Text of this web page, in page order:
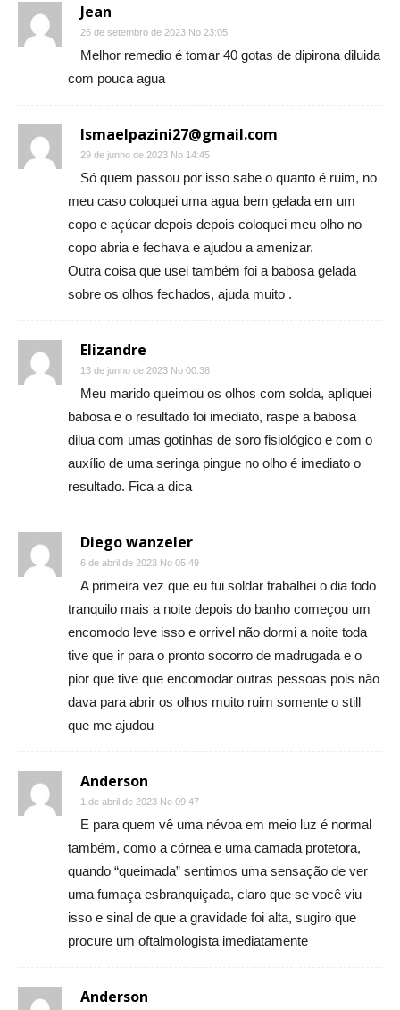
Jean
26 de setembro de 2023 No 23:05
Melhor remedio é tomar 40 gotas de dipirona diluida
com pouca agua
Ismaelpazini27@gmail.com
29 de junho de 2023 No 14:45
Só quem passou por isso sabe o quanto é ruim, no
meu caso coloquei uma agua bem gelada em um
copo e açúcar depois depois coloquei meu olho no
copo abria e fechava e ajudou a amenizar.
Outra coisa que usei também foi a babosa gelada
sobre os olhos fechados, ajuda muito .
Elizandre
13 de junho de 2023 No 00:38
Meu marido queimou os olhos com solda, apliquei
babosa e o resultado foi imediato, raspe a babosa
dilua com umas gotinhas de soro fisiológico e com o
auxílio de uma seringa pingue no olho é imediato o
resultado. Fica a dica
Diego wanzeler
6 de abril de 2023 No 05:49
A primeira vez que eu fui soldar trabalhei o dia todo
tranquilo mais a noite depois do banho começou um
encomodo leve isso e orrivel não dormi a noite toda
tive que ir para o pronto socorro de madrugada e o
pior que tive que encomodar outras pessoas pois não
dava para abrir os olhos muito ruim somente o still
que me ajudou
Anderson
1 de abril de 2023 No 09:47
E para quem vê uma névoa em meio luz é normal
também, como a córnea e uma camada protetora,
quando “queimada” sentimos uma sensação de ver
uma fumaça esbranquiçada, claro que se você viu
isso e sinal de que a gravidade foi alta, sugiro que
procure um oftalmologista imediatamente
Anderson